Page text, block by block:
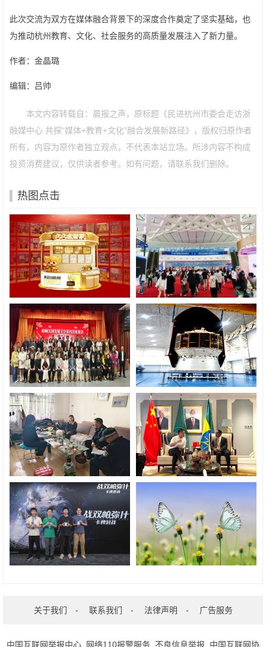
此次交流为双方在媒体融合背景下的深度合作奠定了坚实基础，也
为推动杭州教育、文化、社会服务的高质量发展注入了新力量。
作者：金晶璐
编辑：吕帅
本文内容转载自：晨报之声，原标题《民进杭州市委会走访浙
融媒中心 共探“媒体+教育+文化”融合发展新路径》，版权归原作者
所有，内容为原作者独立观点，不代表本站立场。所涉内容不构成
投资消费建议，仅供读者参考。如有问题，请联系我们删除。
热图点击
关于我们 - 联系我们 - 法律声明 - 广告服务
中国互联网举报中心 网络110报警服务 不良信息举报 中国互联网协